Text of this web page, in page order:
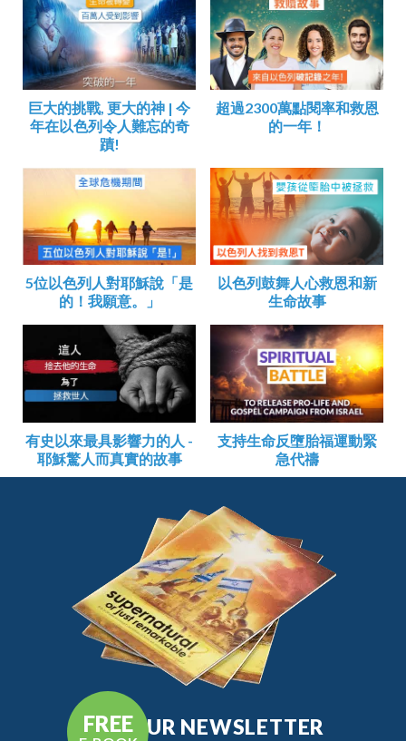
巨大的挑戰, 更大的神 | 今
年在以色列令人難忘的奇
蹟!
超過2300萬點閱率和救恩
的一年！
5位以色列人對耶穌說「是
的！我願意。」
以色列鼓舞人心救恩和新
生命故事
有史以來最具影響力的人 -
耶穌驚人而真實的故事
支持生命反墮胎福運動緊
急代禱
FREE
GET OUR NEWSLETTER